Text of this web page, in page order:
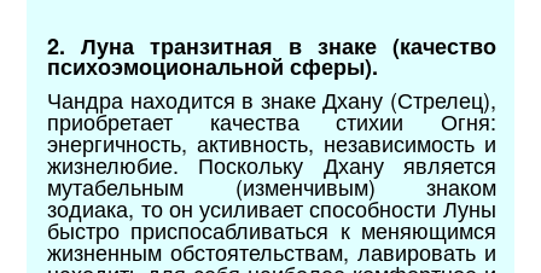
2. Луна транзитная в знаке (качество
психоэмоциональной сферы).
Чандра находится в знаке Дхану (Стрелец),
приобретает качества стихии Огня:
энергичность, активность, независимость и
жизнелюбие. Поскольку Дхану является
мутабельным (изменчивым) знаком
зодиака, то он усиливает способности Луны
быстро приспосабливаться к меняющимся
жизненным обстоятельствам, лавировать и